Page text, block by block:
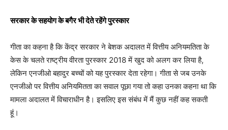
सरकार के सहयोग के बगैर भी देते रहेंगे पुरस्कार
गीता का कहना है कि केंद्र सरकार ने बेशक अदालत में वित्तीय अनियमतिता के
केस के चलते राष्ट्रीय वीरता पुरस्कार 2018 में खुद को अलग कर लिया है,
लेकिन एनजीओ बहादुर बच्चों को यह पुरस्कार देता रहेगा। गीता से जब उनके
एनजीओ पर वित्तीय अनियमितता का सवाल पूछा गया तो कहा उनका कहना था कि
मामला अदालत में विचाराधीन है। इसलिए इस संबंध में मैं कुछ नहीं कह सकती
हूं।